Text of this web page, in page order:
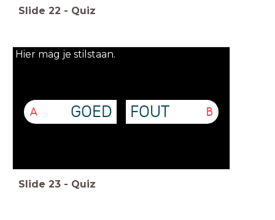
Slide 22 - Quiz
Hier mag je stilstaan.
A GOED B
FOUT
Slide 23 - Quiz